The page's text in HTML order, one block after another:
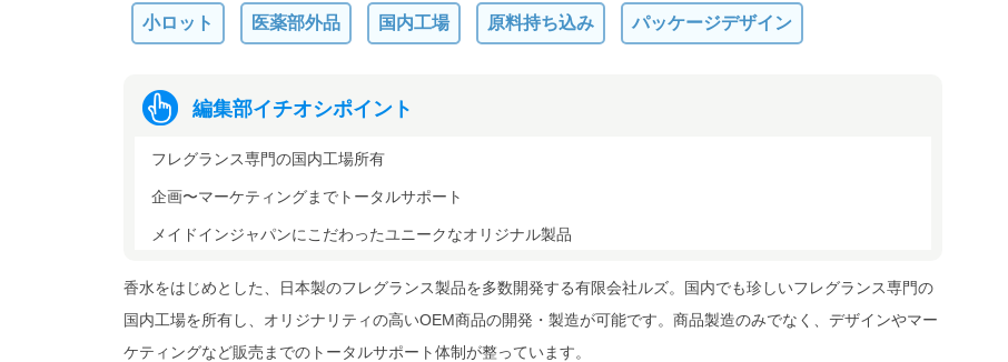
小ロット 医薬部外品 国内工場 原料持ち込み パッケージデザイン
編集部イチオシポイント
フレグランス専門の国内工場所有
企画〜マーケティングまでトータルサポート
メイドインジャパンにこだわったユニークなオリジナル製品
香水をはじめとした、日本製のフレグランス製品を多数開発する有限会社ルズ。国内でも珍しいフレグランス専門の
国内工場を所有し、オリジナリティの高いOEM商品の開発・製造が可能です。商品製造のみでなく、デザインやマー
ケティングなど販売までのトータルサポート体制が整っています。